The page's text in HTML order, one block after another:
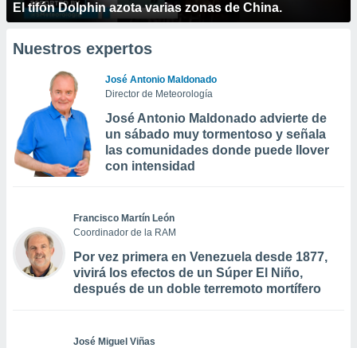
El tifón Dolphin azota varias zonas de China.
Nuestros expertos
José Antonio Maldonado
Director de Meteorología
José Antonio Maldonado advierte de
un sábado muy tormentoso y señala
las comunidades donde puede llover
con intensidad
Francisco Martín León
Coordinador de la RAM
Por vez primera en Venezuela desde 1877,
vivirá los efectos de un Súper El Niño,
después de un doble terremoto mortífero
José Miguel Viñas